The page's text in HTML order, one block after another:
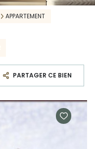
APPARTEMENT
PARTAGER CE BIEN